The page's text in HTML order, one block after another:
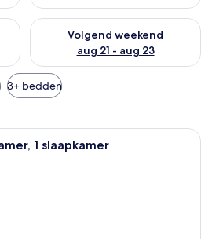
voor dit weekend aug 14 -
Volgend weekend
aug 21 - aug 23
De beschikbaarheid
3+ bedden
Een moderne hotelkamer met een
1 slaapkamer